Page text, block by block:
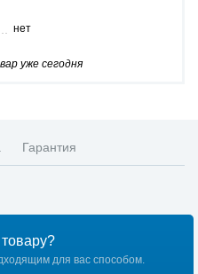
нет
уже сегодня
Гарантия
для вас способом.